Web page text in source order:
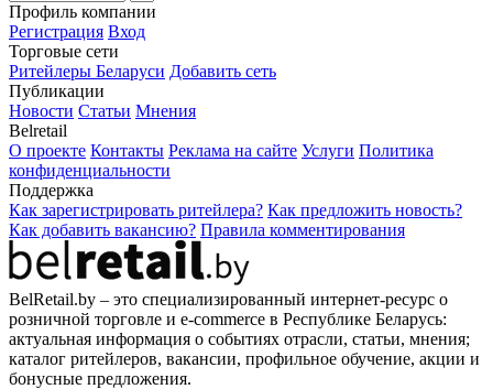
Профиль компании
Регистрация Вход
Торговые сети
Ритейлеры Беларуси Добавить сеть
Публикации
Новости Статьи Мнения
Belretail
О проекте Контакты Реклама на сайте Услуги Политика
конфиденциальности
Поддержка
Как зарегистрировать ритейлера? Как предложить новость?
Как добавить вакансию? Правила комментирования
BelRetail.by – это специализированный интернет-ресурс о
розничной торговле и e-commerce в Республике Беларусь:
актуальная информация о событиях отрасли, статьи, мнения;
каталог ритейлеров, вакансии, профильное обучение, акции и
бонусные предложения.